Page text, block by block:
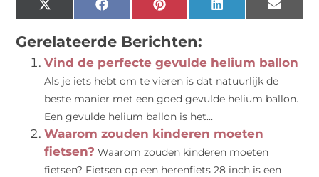
X
(Twitter)
FacebookPinterestLinkedIn Email
Gerelateerde Berichten:
Vind de perfecte gevulde helium ballon
Als je iets hebt om te vieren is dat natuurlijk de
beste manier met een goed gevulde helium ballon.
Een gevulde helium ballon is het...
Waarom zouden kinderen moeten
fietsen? Waarom zouden kinderen moeten
fietsen? Fietsen op een herenfiets 28 inch is een